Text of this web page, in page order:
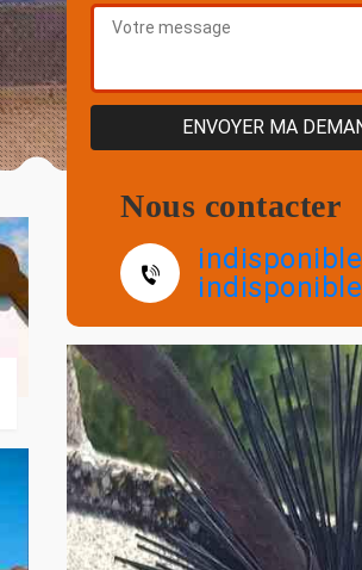
Nous contacter
indisponible
indisponible